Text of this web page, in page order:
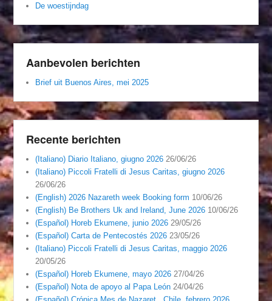
De woestijndag
Aanbevolen berichten
Brief uit Buenos Aires, mei 2025
Recente berichten
(Italiano) Diario Italiano, giugno 2026 26/06/26
(Italiano) Piccoli Fratelli di Jesus Caritas, giugno 2026
26/06/26
(English) 2026 Nazareth week Booking form 10/06/26
(English) Be Brothers Uk and Ireland, June 2026 10/06/26
(Español) Horeb Ekumene, junio 2026 29/05/26
(Español) Carta de Pentecostés 2026 23/05/26
(Italiano) Piccoli Fratelli di Jesus Caritas, maggio 2026
20/05/26
(Español) Horeb Ekumene, mayo 2026 27/04/26
(Español) Nota de apoyo al Papa León 24/04/26